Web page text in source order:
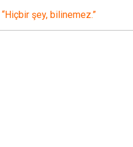
“Hiçbir şey, bilinemez.”